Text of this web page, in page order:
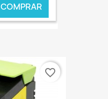
COMPRAR
favorite_border